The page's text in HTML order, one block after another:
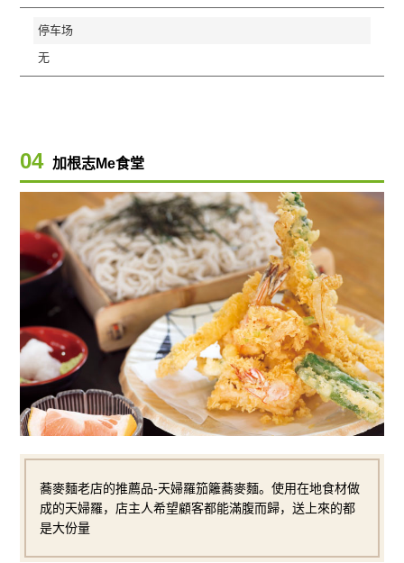
停车场
无
04 加根志Me食堂
蕎麥麵老店的推薦品-天婦羅笳籬蕎麥麵。使用在地食材做
成的天婦羅，店主人希望顧客都能滿腹而歸，送上來的都
是大份量